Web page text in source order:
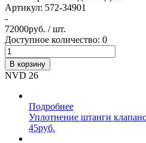
Артикул: 572-34901
-
72000руб. / шт.
Доступное количество: 0
В корзину
NVD 26
Подробнее
Уплотнение штанги
45руб.